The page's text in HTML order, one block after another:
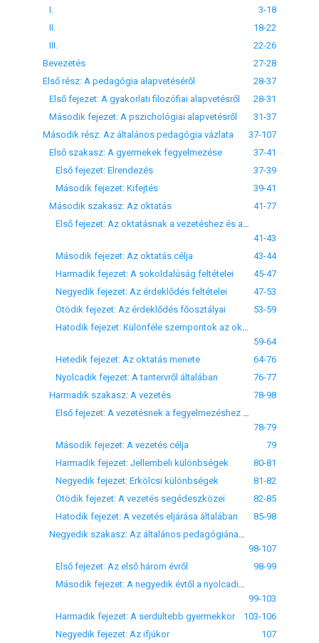
I.
3-18
II.
18-22
III.
22-26
Bevezetés
27-28
Első rész: A pedagógia alapvetéséről
28-37
Első fejezet: A gyakorlati filozófiai alapvetésről
28-31
Második fejezet: A pszichológiai alapvetésről
31-37
Második rész: Az általános pedagógia vázlata
37-107
Első szakasz: A gyermekek fegyelmezése
37-41
Első fejezet: Elrendezés
37-39
Második fejezet: Kifejtés
39-41
Második szakasz: Az oktatás
41-77
41-43
Második fejezet: Az oktatás célja
43-44
Harmadik fejezet: A sokoldalúság feltételei
45-47
Negyedik fejezet: Az érdeklődés feltételei
47-53
Ötödik fejezet: Az érdeklődés főosztályai
53-59
59-64
Hetedik fejezet: Az oktatás menete
64-76
Nyolcadik fejezet: A tantervről általában
76-77
Harmadik szakasz: A vezetés
78-98
78-79
Második fejezet: A vezetés célja
79
Harmadik fejezet: Jellembeli különbségek
80-81
Negyedik fejezet: Erkölcsi különbségek
81-82
Ötödik fejezet: A vezetés segédeszközei
82-85
Hatodik fejezet: A vezetés eljárása általában
85-98
98-107
Első fejezet: Az első három évről
98-99
99-103
Harmadik fejezet: A serdültebb gyermekkor
103-106
Negyedik fejezet: Az ifjúkor
107